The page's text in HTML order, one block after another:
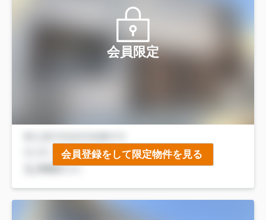
会員限定
会員登録をして限定物件を見る